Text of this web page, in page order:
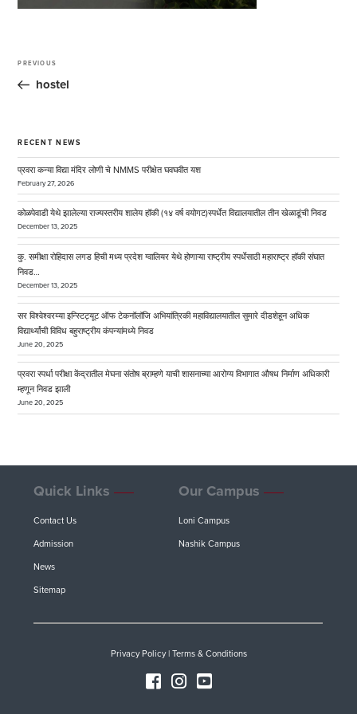
navigation
Previous
Post
PREVIOUS
hostel
RECENT NEWS
प्रवरा कन्या विद्या मंदिर लोणी चे NMMS परीक्षेत घवघवीत यश
February 27, 2026
कोळपेवाडी येथे झालेल्या राज्यस्तरीय शालेय हॉकी (१४ वर्ष वयोगट)स्पर्धेत विद्यालयातील तीन खेळाडूंची निवड
December 13, 2025
कु. समीक्षा रोहिदास लगड हिची मध्य प्रदेश ग्वालियर येथे होणाऱ्या राष्ट्रीय स्पर्धेसाठी महाराष्ट्र हॉकी संघात
निवड…
December 13, 2025
सर विश्वेश्वरय्या इन्स्टिट्यूट ऑफ टेकनॉलॉजि अभियांत्रिकी महाविद्यालयातील सुमारे दीडशेहून अधिक
विद्यार्थ्यांची विविध बहुराष्ट्रीय कंपन्यांमध्ये निवड
June 20, 2025
प्रवरा स्पर्धा परीक्षा केंद्रातील मेघना संतोष ब्राम्हणे याची शासनाच्या आरोग्य विभागात औषध निर्माण अधिकारी
म्हणून निवड झाली
June 20, 2025
Quick Links
Contact Us
Admission
News
Sitemap
Our Campus
Loni Campus
Nashik Campus
Privacy Policy| Terms & Conditions